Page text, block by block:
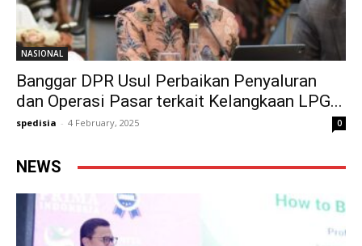
NASIONAL
Banggar DPR Usul Perbaikan Penyaluran
dan Operasi Pasar terkait Kelangkaan LPG...
spedisia - 4 February, 2025 0
NEWS